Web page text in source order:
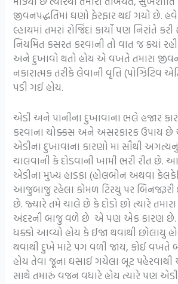
જીવનપદ્ધતિમાં ઘણો ફેરફાર થઈ ગયો છે.
લ્હાયમાં તમરાં રોજિંદાં કાર્યો પણ નિરાંતે
નિયમિત કસરત કરવાની તો વાત જ ક્યાં
અને દુખાવો થતો હોય એ વખતે તમારા
નકારાત્મક તરીકે લેવાની વૃત્તિ (પોઝિટિવ
પડી ગઈ હોય.
એડી અને પાનીના દુખાવાના ભલે હજાર
કરવાના ચોક્કસ અને અસરકારક ઉપાય છે
એડીના દુખાવાના કારણો માં સૌથી
ચાલવાની કે દોડવાની ખામી ભરી રીત છે.
એડીના મુખ્ય હાડકા (હોલબોન અથવા
આજુબાજુ રહેલા કોમળ ટિરયુ પર બિનજરૂરી
છે. જ્યારે તમે ચાલે છે કે દોડો છો ત્યારે
અંદરની બાજુ વળે છે એ પણ એક કારણ છે.
ધક્કો આવ્યો હોય કે ઈજા થવાથી છોલાયુ
થવાથી દુખે માટે પગ વળી જાય, કોઈ વખતે
હોય તેવા જૂના ઘસાઈ ગયેલા બૂટ
સાથે તમારું વજન વધારે હોય ત્યારે પણ